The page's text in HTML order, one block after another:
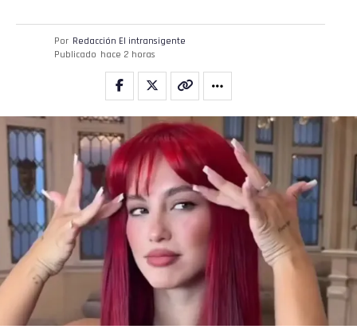
Por Redacción El intransigente
Publicado hace 2 horas